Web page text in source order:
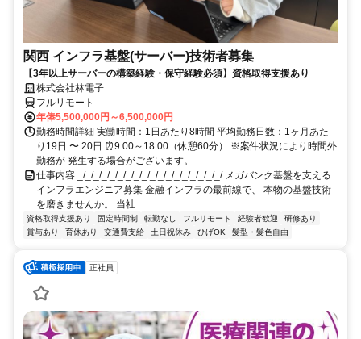
関西 インフラ基盤(サーバー)技術者募集
【3年以上サーバーの構築経験・保守経験必須】資格取得支援あり
株式会社林電子
フルリモート
年俸5,500,000円～6,500,000円
勤務時間詳細 実働時間：1日あたり8時間 平均勤務日数：1ヶ月あた
り19日 〜 20日 ⏰9:00～18:00（休憩60分） ※案件状況により時間外
勤務が 発生する場合がございます。
仕事内容 _/_/_/_/_/_/_/_/_/_/_/_/_/_/_/_/_/_/ メガバンク基盤を支える
インフラエンジニア募集 金融インフラの最前線で、 本物の基盤技術
を磨きませんか。 当社...
資格取得支援あり 固定時間制 転勤なし フルリモート 経験者歓迎
研修あり
賞与あり
育休あり 交通費支給 土日祝休み ひげOK 髪型・髪色自由
正社員